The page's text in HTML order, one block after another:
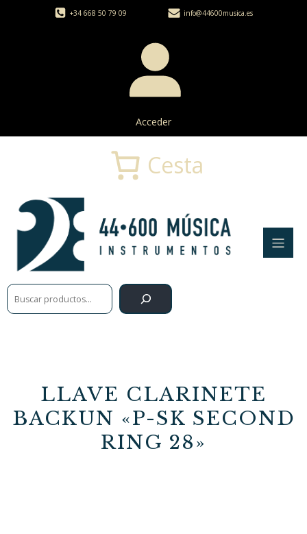
+34 668 50 79 09 info@44600musica.es
Acceder
Buscar
Cesta
LLAVE CLARINETE
BACKUN «P-SK SECOND
RING 28»